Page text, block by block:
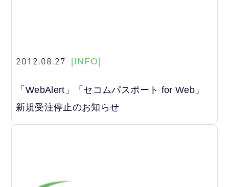
2012.08.27 [INFO]
「WebAlert」「セコムパスポート for Web」
新規受注停止のお知らせ